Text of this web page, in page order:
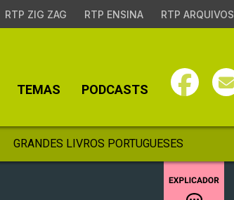
RTP ZIG ZAG RTP ENSINA RTP ARQUIVOS
TEMAS PODCASTS
GRANDES LIVROS PORTUGUESES